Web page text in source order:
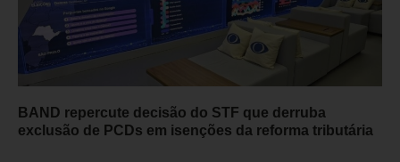
BAND repercute decisão do STF que derruba
exclusão de PCDs em isenções da reforma tributária